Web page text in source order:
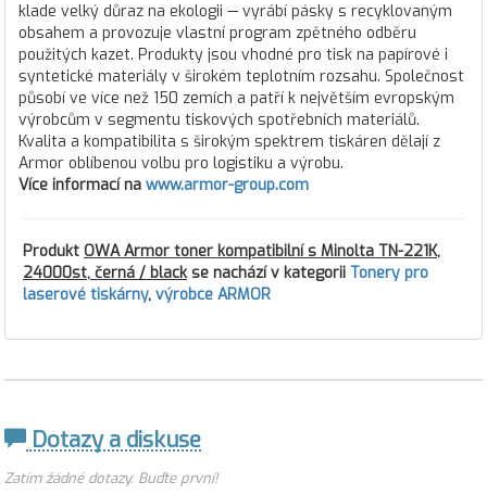
klade velký důraz na ekologii — vyrábí pásky s recyklovaným
obsahem a provozuje vlastní program zpětného odběru
použitých kazet. Produkty jsou vhodné pro tisk na papírové i
syntetické materiály v širokém teplotním rozsahu. Společnost
působí ve více než 150 zemích a patří k největším evropským
výrobcům v segmentu tiskových spotřebních materiálů.
Kvalita a kompatibilita s širokým spektrem tiskáren dělají z
Armor oblíbenou volbu pro logistiku a výrobu.
Více informací na www.armor-group.com
Produkt OWA Armor toner kompatibilní s Minolta TN-221K,
24000st, černá / blackse nachází v kategorii Tonery pro
laserové tiskárny, výrobce ARMOR
Dotazy a diskuse
Zatím žádné dotazy. Buďte první!